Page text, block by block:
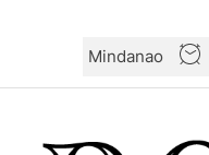
Mindanao